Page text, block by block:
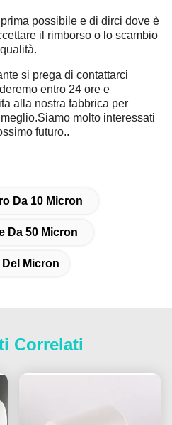
possibile e di dirci dove è
il rimborso o lo scambio
si prega di contattarci
entro 24 ore e
alla nostra fabbrica per
molto interessati
futuro..
Da 10 Micron
Da 50 Micron
Micron
Correlati